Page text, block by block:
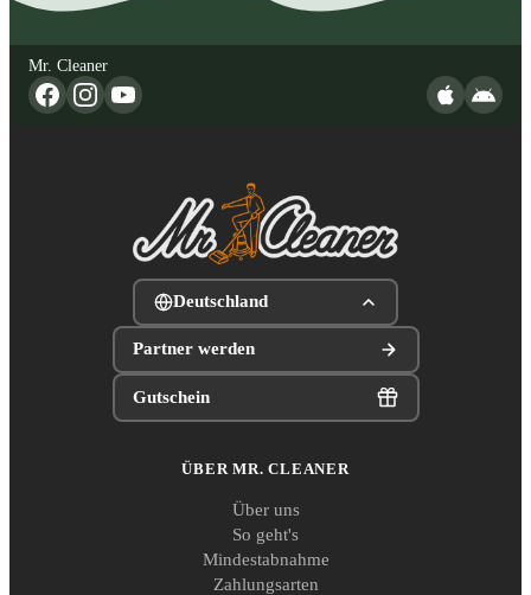
Mr. Cleaner
Deutschland
Partner werden
Gutschein
ÜBER MR. CLEANER
Über uns
So geht's
Mindestabnahme
Zahlungsarten